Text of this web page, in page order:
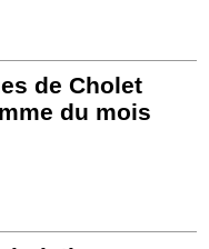
de Cholet
du mois